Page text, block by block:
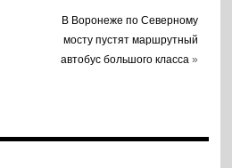
В Воронеже по Северному
мосту пустят маршрутный
автобус большого класса »